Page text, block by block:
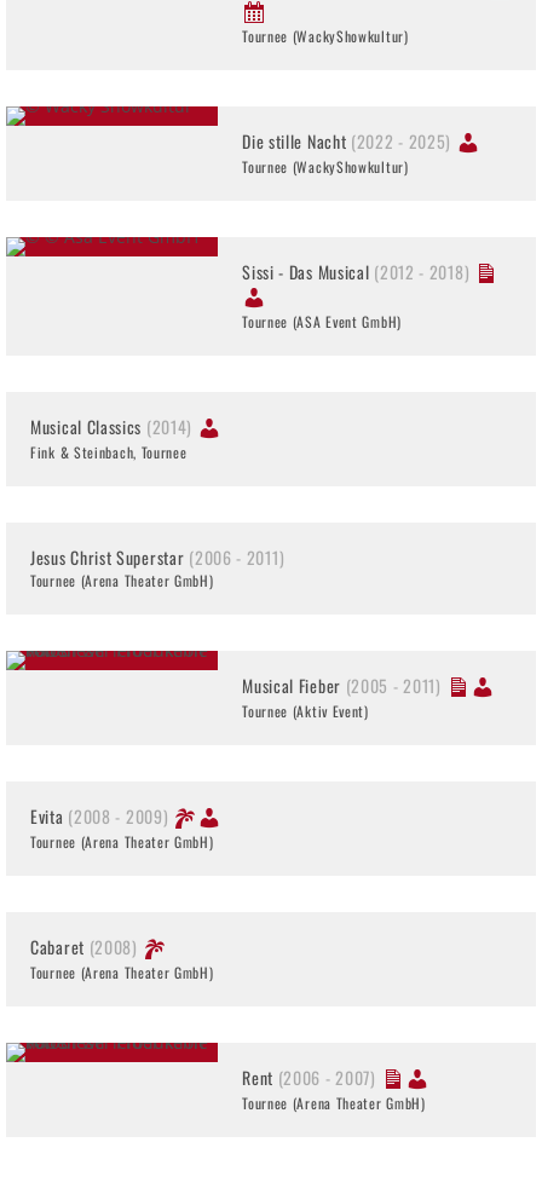
Tournee (WackyShowkultur)
Die stille Nacht (2022 - 2025)
Tournee (WackyShowkultur)
Sissi - Das Musical (2012 - 2018)
Tournee (ASA Event GmbH)
Musical Classics (2014)
Fink & Steinbach, Tournee
Jesus Christ Superstar (2006 - 2011)
Tournee (Arena Theater GmbH)
Musical Fieber (2005 - 2011)
Tournee (Aktiv Event)
Evita (2008 - 2009)
Tournee (Arena Theater GmbH)
Cabaret (2008)
Tournee (Arena Theater GmbH)
Rent (2006 - 2007)
Tournee (Arena Theater GmbH)